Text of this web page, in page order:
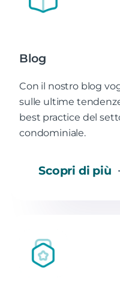
Blog
Con il nostro blog
sulle ultime
best practice del
condominiale.
Scopri di più